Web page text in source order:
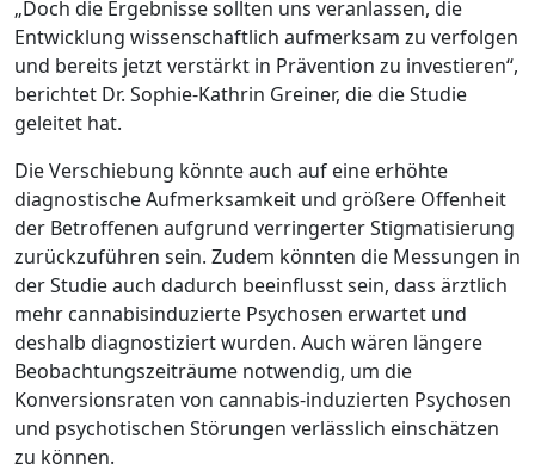
„Doch die Ergebnisse sollten uns veranlassen, die
Entwicklung wissenschaftlich aufmerksam zu verfolgen
und bereits jetzt verstärkt in Prävention zu investieren“,
berichtet Dr. Sophie-Kathrin Greiner, die die Studie
geleitet hat.
Die Verschiebung könnte auch auf eine erhöhte
diagnostische Aufmerksamkeit und größere Offenheit
der Betroffenen aufgrund verringerter Stigmatisierung
zurückzuführen sein. Zudem könnten die Messungen in
der Studie auch dadurch beeinflusst sein, dass ärztlich
mehr cannabisinduzierte Psychosen erwartet und
deshalb diagnostiziert wurden. Auch wären längere
Beobachtungszeiträume notwendig, um die
Konversionsraten von cannabis-induzierten Psychosen
und psychotischen Störungen verlässlich einschätzen
zu können.